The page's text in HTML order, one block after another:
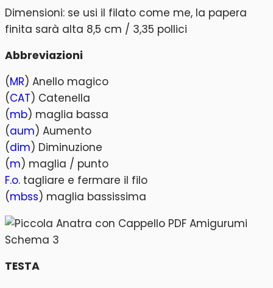
Dimensioni: se usi il filato come me, la papera
finita sarà alta 8,5 cm / 3,35 pollici
Abbreviazioni
(MR) Anello magico
(CAT) Catenella
(mb) maglia bassa
(aum) Aumento
(dim) Diminuzione
(m) maglia / punto
F.o. tagliare e fermare il filo
(mbss) maglia bassissima
TESTA